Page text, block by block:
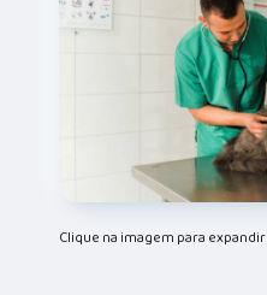
Clique na imagem para expandir